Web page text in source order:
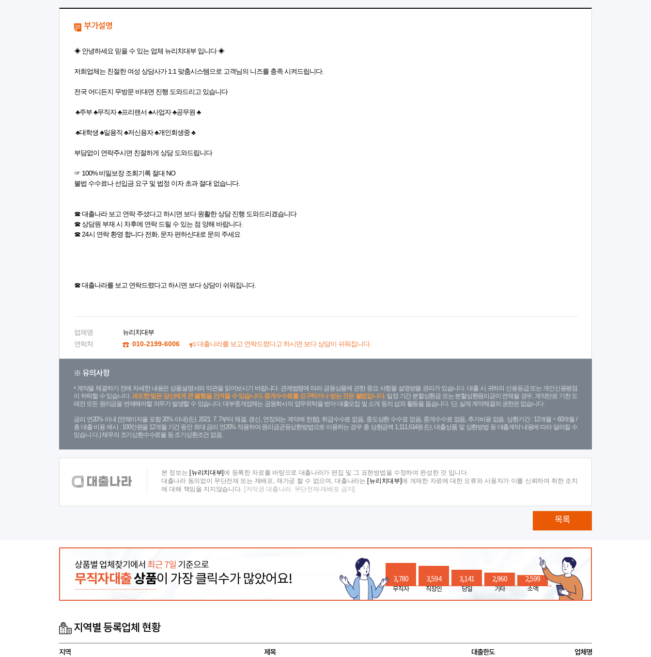
부가설명
◈ 안녕하세요 믿을 수 있는 업체 뉴리치대부 입니다 ◈
저희업체는 친절한 여성 상담사가 1:1 맞춤시스템으로 고객님의 니즈를 충족 시켜드립니다.
전국 어디든지 무방문 비대면 진행 도와드리고 있습니다
♣주부 ♣무직자 ♣프리랜서 ♣사업자 ♣공무원 ♣
♣대학생 ♣일용직 ♣저신용자 ♣개인회생중 ♣
부담없이 연락주시면 친절하게 상담 도와드립니다
☞ 100% 비밀보장 조회기록 절대 NO
불법 수수료나 선입금 요구 및 법정 이자 초과 절대 없습니다.
☎ 대출나라 보고 연락 주셨다고 하시면 보다 원활한 상담 진행 도와드리겠습니다
☎ 상담원 부재 시 차후에 연락 드릴 수 있는 점 양해 바랍니다.
☎ 24시 연락 환영 합니다 전화, 문자 편하신대로 문의 주세요
☎ 대출나라를 보고 연락드렸다고 하시면 보다 상담이 쉬워집니다.
업체명
뉴리치대부
연락처
010-2199-6006 대출나라를 보고 연락드렸다고 하시면 보다 상담이 쉬워집니다.
※ 유의사항
계약을 체결하기 전에 자세한 내용은 상품설명서와 약관을 읽어보시기 바랍니다. 관계법령에 따라 금융상품에 관한 중요 사항을 설명받을 권리가 있습니다. 대출 시 귀하의 신용등급 또는 개인신용평점
이 하락할 수 있습니다.과도한 빚은 당신에게 큰 불행을 안겨줄 수 있습니다. 중개수수료를 요구하거나 받는 것은 불법입니다.일정 기간 분할상환금 또는 분할상환원리금이 연체될 경우, 계약만료 기한 도
래전 모든 원리금을 변제해야할 의무가 발생할 수 있습니다. 대부중개업체는 금융회사의 업무위탁을 받아 대출모집 및 소개 등의 섭외 활동을 돕습니다. 단, 실제 계약체결의 권한은 없습니다.
금리 연20% 이내 (연체이자율 포함 20% 이내) (단, 2021. 7. 7부터 체결, 갱신, 연장되는 계약에 한함), 취급수수료 없음, 중도상환 수수료 없음, 중개수수료 없음, 추가비용 없음. 상환기간 : 12개월 ~ 60개월 /
총 대출 비용 예시 : 100만원을 12개월 기간 동안 최대 금리 연20% 적용하여 원리금균등상환방법으로 이용하는 경우 총 상환금액 1,111,614원 (단, 대출상품 및 상환방법 등 대출계약 내용에 따라 달라질 수
있습니 다.) 채무의 조기상환수수료율 등 조기상환조건 없음.
본 정보는 [뉴리치대부]에 등록한 자료를 바탕으로 대출나라가 편집 및 그 표현방법을 수정하여 완성한 것 입니다.
대출나라 동의없이 무단전재 또는 재배포, 재가공 할 수 없으며, 대출나라는
[뉴리치대부]에 게재한 자료에 대한 오류와 사용자가 이를 신뢰하여 취한 조치
에 대해 책임을 지지않습니다.
[저작권 대출나라. 무단전재-재배포 금지]
목록
상품별 업체찾기에서 최근 7일 기준으로
무직자대출상품이 가장 클릭수가 많았어요! 3,780
무직자
3,594
직장인
3,141
당일
2,960
기타
2,599
소액
지역별 등록업체 현황
지역 제목 대출한도 업체명